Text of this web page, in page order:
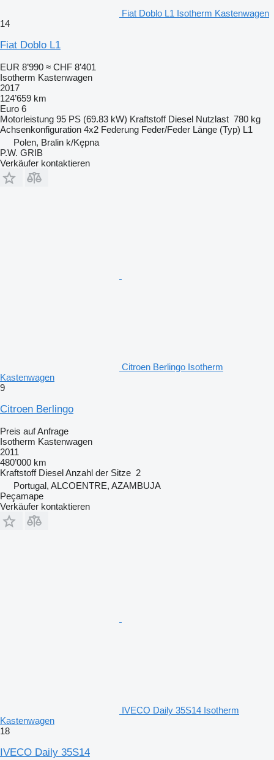
Fiat Doblo L1 Isotherm Kastenwagen
14
Fiat Doblo L1
EUR 8’990 ≈ CHF 8’401
Isotherm Kastenwagen
2017
124’659 km
Euro 6
Motorleistung 95 PS (69.83 kW) Kraftstoff Diesel Nutzlast 780 kg
Achsenkonfiguration 4x2 Federung Feder/Feder Länge (Typ) L1
Polen, Bralin k/Kępna
P.W. GRIB
Verkäufer kontaktieren
Citroen Berlingo Isotherm
Kastenwagen
9
Citroen Berlingo
Preis auf Anfrage
Isotherm Kastenwagen
2011
480’000 km
Kraftstoff DieselAnzahl der Sitze 2
Portugal, ALCOENTRE, AZAMBUJA
Peçamape
Verkäufer kontaktieren
IVECO Daily 35S14 Isotherm
Kastenwagen
18
IVECO Daily 35S14